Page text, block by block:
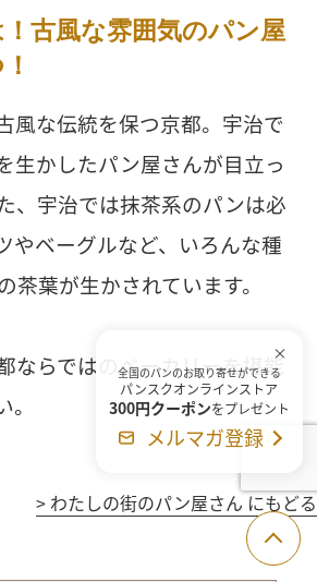
古風な雰囲気のパン屋
風な伝統を保つ京都。宇治で
生かしたパン屋さんが目立っ
、宇治では抹茶系のパンは必
やベーグルなど、いろんな種
茶葉が生かされています。
ならではのベーカリーを堪能
> わたしの街のパン屋さん にもどる
全国のパンのお取り寄せができる
パンスクオンラインストア
300円クーポンをプレゼント
メルマガ登録